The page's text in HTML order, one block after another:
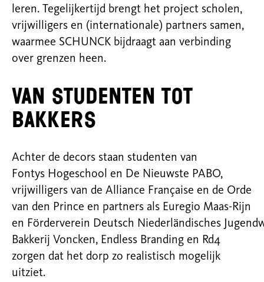
leren. Tegelijkertijd brengt het project scholen,
vrijwilligers en (internationale) partners samen,
waarmee SCHUNCK bijdraagt aan verbinding
over grenzen heen.
Van studenten tot
bakkers
Achter de decors staan studenten van
Fontys Hogeschool en De Nieuwste PABO,
vrijwilligers van de Alliance Française en de Orde
van den Prince en partners als Euregio Maas-Rijn
en Förderverein Deutsch Niederländisches
Bakkerij Voncken, Endless Branding en Rd4
zorgen dat het dorp zo realistisch mogelijk
uitziet.